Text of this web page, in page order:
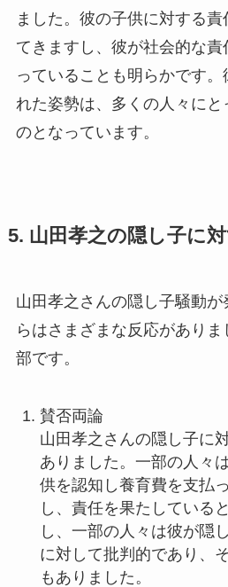
ました。彼の子供に対する
てきますし、彼が社会的な
っていることも明らかです。
れた姿勢は、多くの人々にと
のとなっています。
5. 山田孝之の隠し子に
山田孝之さんの隠し子騒動
らはさまざまな反応があり
部です。
賛否両論
山田孝之さんの隠し子に
ありました。一部の人々
供を認知し養育費を支払
し、責任を果たしている
し、一部の人々は彼が隠
に対して批判的であり、
もありました。